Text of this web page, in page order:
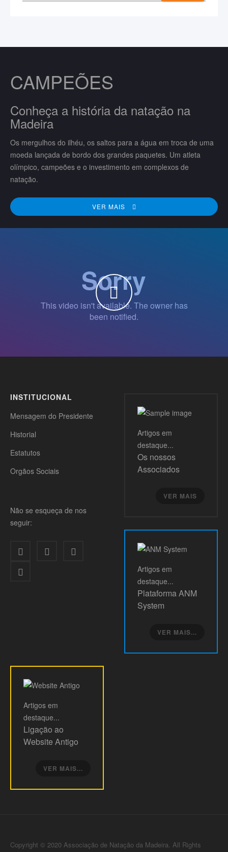
CAMPEÕES
Conheça a história da natação na
Madeira
Os mergulhos do ilhéu, os saltos para a água em troca de uma
moeda lançada de bordo dos grandes paquetes. Um atleta
olímpico, campeões e o investimento em complexos de
natação.
VER MAIS
WATCH THE VIDEO
INSTITUCIONAL
Mensagem do Presidente
Historial
Estatutos
Orgãos Sociais
Não se esqueça de nos
seguir:
Artigos em
destaque...
Os nossos
Associados
VER MAIS
Artigos em
destaque...
Plataforma ANM
System
VER MAIS...
Artigos em
destaque...
Ligação ao
Website Antigo
VER MAIS...
Copyright © 2020 Associação de Natação da Madeira. All Rights